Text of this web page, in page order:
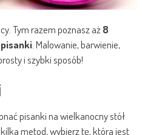
Tym razem poznasz aż 8
. Malowanie, barwienie,
i szybki sposób!
pisanki na wielkanocny stół
metod, wybierz tę, która jest